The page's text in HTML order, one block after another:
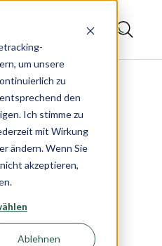
um unsere
zu
den
Ich stimme zu
mit Wirkung
ändern. Wenn Sie
akzeptieren,
Ablehnen